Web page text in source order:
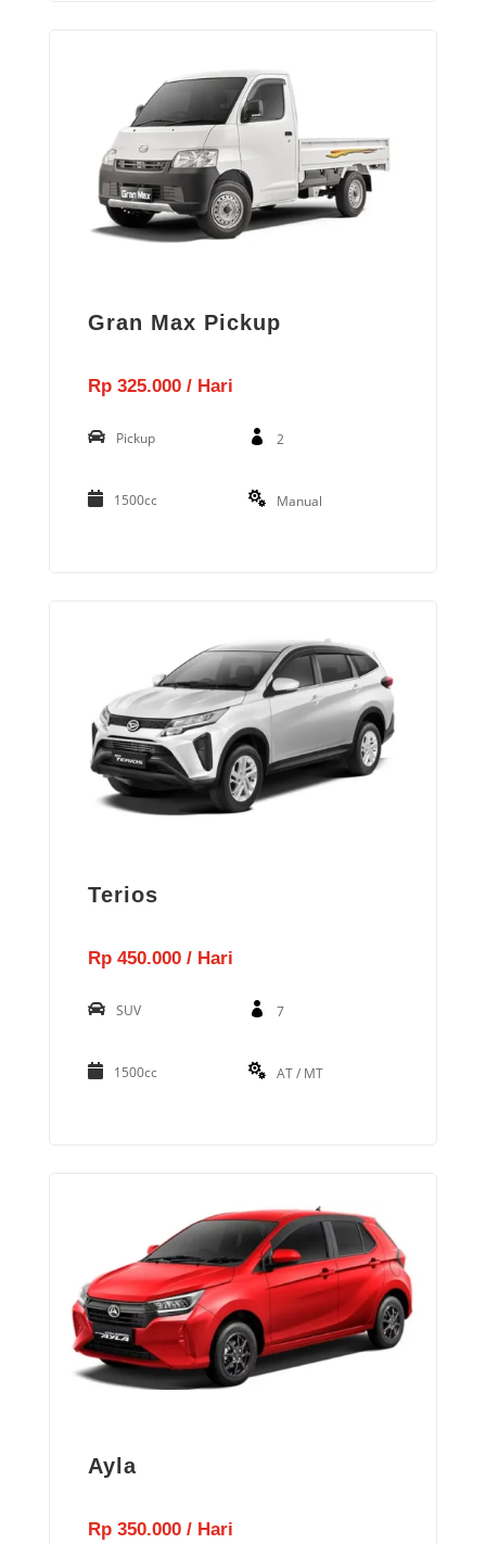
Gran Max Pickup
Rp 325.000 / Hari
Pickup 2
1500cc Manual
Terios
Rp 450.000 / Hari
SUV 7
1500cc AT / MT
Ayla
Rp 350.000 / Hari